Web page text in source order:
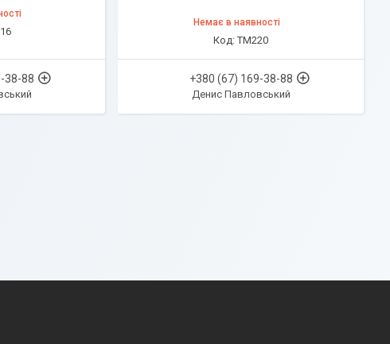
38-88
Немає в наявності
TM220
+380 (67) 169-38-88
Денис Павловський